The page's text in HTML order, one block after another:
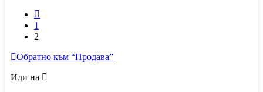
1
2
Обратно към “Продава”
Иди на